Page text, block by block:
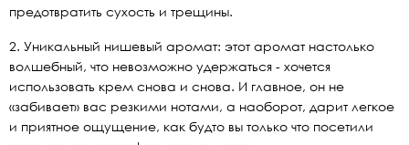
предотвратить сухость и трещины.
2. Уникальный нишевый аромат: этот аромат настолько
волшебный, что невозможно удержаться - хочется
использовать крем снова и снова. И главное, он не
«забивает» вас резкими нотами, а наоборот, дарит легкое
и приятное ощущение, как будто вы только что посетили